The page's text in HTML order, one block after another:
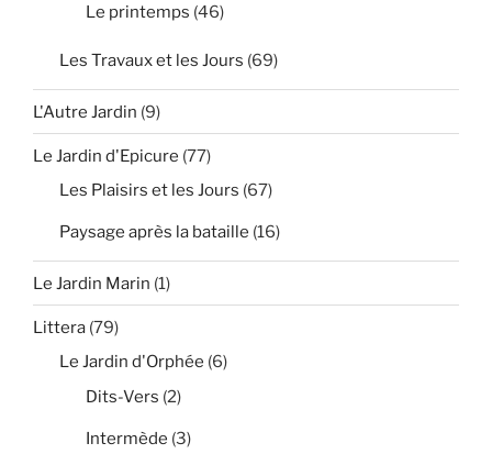
Le printemps (46)
Les Travaux et les Jours (69)
L'Autre Jardin (9)
Le Jardin d'Epicure (77)
Les Plaisirs et les Jours (67)
Paysage après la bataille (16)
Le Jardin Marin (1)
Littera (79)
Le Jardin d'Orphée (6)
Dits-Vers (2)
Intermède (3)